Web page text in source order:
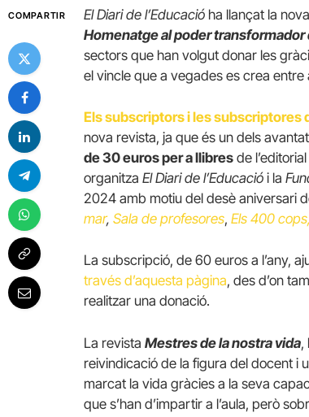
COMPARTIR El Diari de l’Educació ha llançat la
Homenatge al poder
sectors que han volgut donar les
el vincle que a vegades es crea
Els subscriptors i les subscriptores
nova revista, ja que és un dels
de 30 euros per a llibres de
organitza El Diari de l’Educació i la
2024 amb motiu del desè aniversari
mar, Sala de profesores, Els 400 cops
La subscripció, de 60 euros a l’any,
través d’aquesta pàgina, des d’on
realitzar una donació.
La revista Mestres de la nostra vida,
reivindicació de la figura del docent i
marcat la vida gràcies a la seva
que s’han d’impartir a l’aula, però